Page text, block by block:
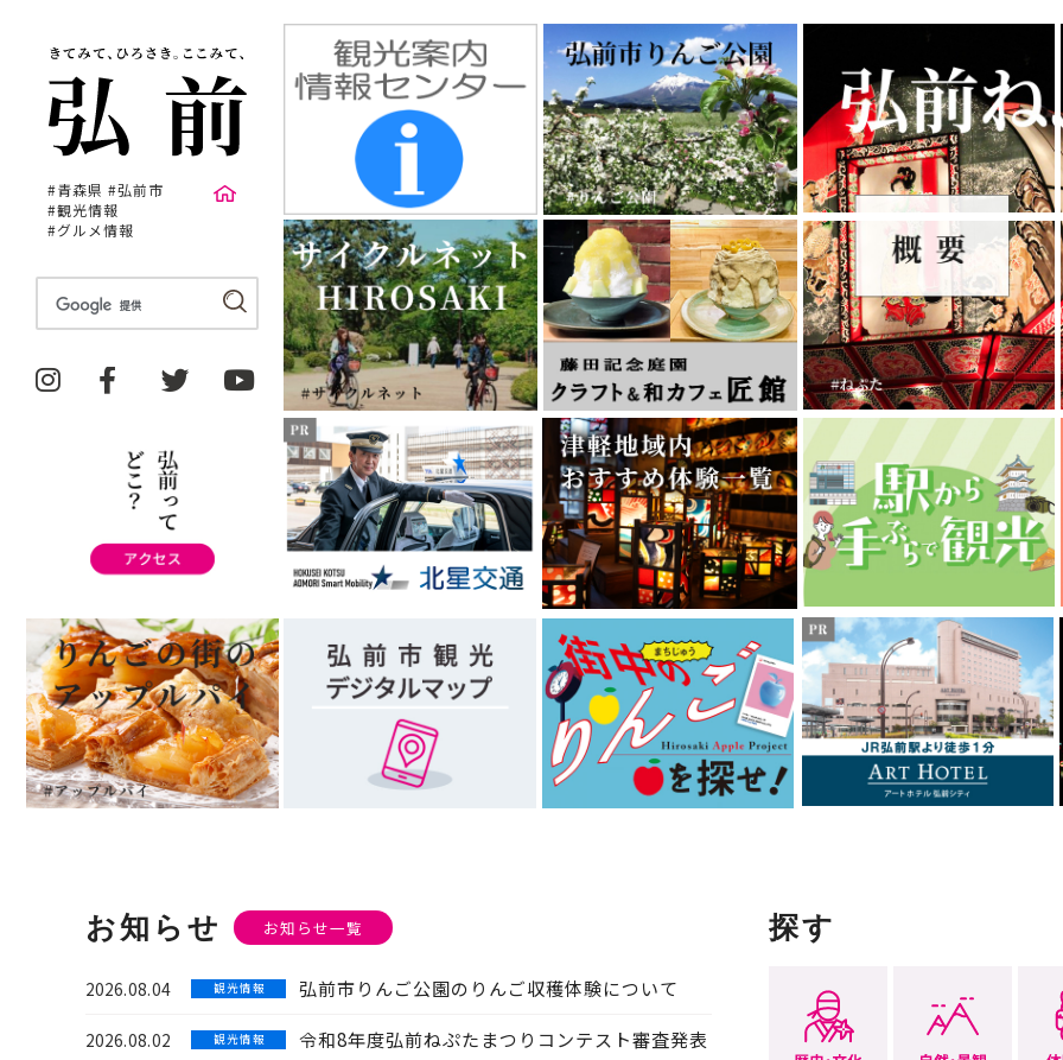
#青森県 #弘前市
#観光情報
#グルメ情報
お知らせ お知らせ一覧
2026.08.04 観 光 情 報 弘前市りんご公園のりんご収穫体験について
2026.08.02 観 光 情 報 令和8年度弘前ねぷたまつりコンテスト審査発表
探す